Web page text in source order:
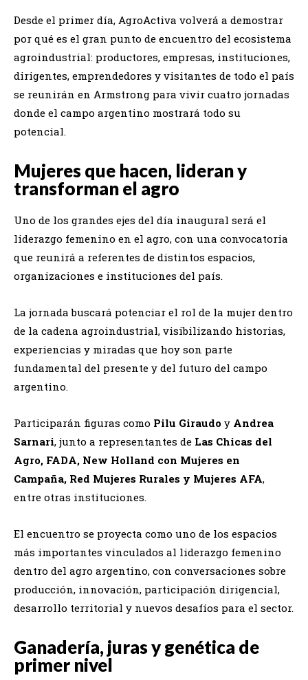
Desde el primer día, AgroActiva volverá a demostrar
por qué es el gran punto de encuentro del ecosistema
agroindustrial: productores, empresas, instituciones,
dirigentes, emprendedores y visitantes de todo el país
se reunirán en Armstrong para vivir cuatro jornadas
donde el campo argentino mostrará todo su
potencial.
Mujeres que hacen, lideran y
transforman el agro
Uno de los grandes ejes del día inaugural será el
liderazgo femenino en el agro, con una convocatoria
que reunirá a referentes de distintos espacios,
organizaciones e instituciones del país.
La jornada buscará potenciar el rol de la mujer dentro
de la cadena agroindustrial, visibilizando historias,
experiencias y miradas que hoy son parte
fundamental del presente y del futuro del campo
argentino.
Participarán figuras como Pilu Giraudo y Andrea
Sarnari, junto a representantes de Las Chicas del
Agro, FADA, New Holland con Mujeres en
Campaña, Red Mujeres Rurales y Mujeres AFA,
entre otras instituciones.
El encuentro se proyecta como uno de los espacios
más importantes vinculados al liderazgo femenino
dentro del agro argentino, con conversaciones sobre
producción, innovación, participación dirigencial,
desarrollo territorial y nuevos desafíos para el sector.
Ganadería, juras y genética de
primer nivel